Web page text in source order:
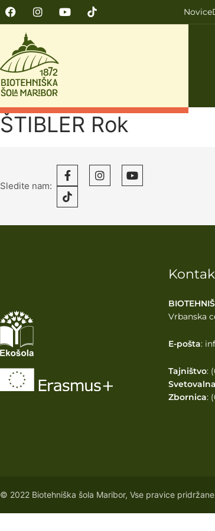
Novice
ŠTIBLER Rok
Sledite nam:
Vrbanska
E-pošta:
Tajništvo:
Zbornica:
© 2022 Biotehniška šola Maribor, Vse pravice